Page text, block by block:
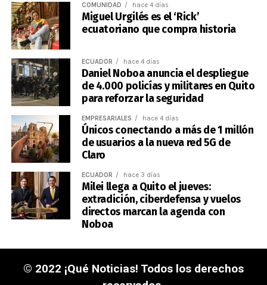
COMUNIDAD hace 4 días
Miguel Urgilés es el ‘Rick’
ecuatoriano que compra historia
ECUADOR hace 4 días
Daniel Noboa anuncia el despliegue
de 4.000 policías y militares en Quito
para reforzar la seguridad
EMPRESARIALES hace 4 días
Únicos conectando a más de 1 millón
de usuarios a la nueva red 5G de
Claro
ECUADOR hace 3 días
Milei llega a Quito el jueves:
extradición, ciberdefensa y vuelos
directos marcan la agenda con
Noboa
© 2022 ¡Qué Noticias! Todos los derechos